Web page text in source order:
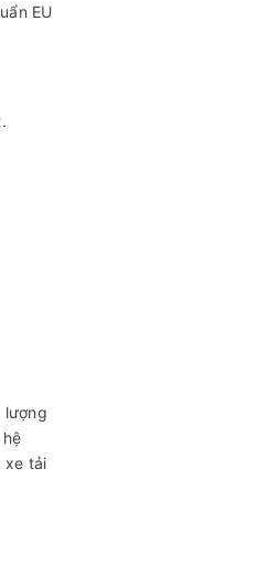
EU
lượng
xe tải